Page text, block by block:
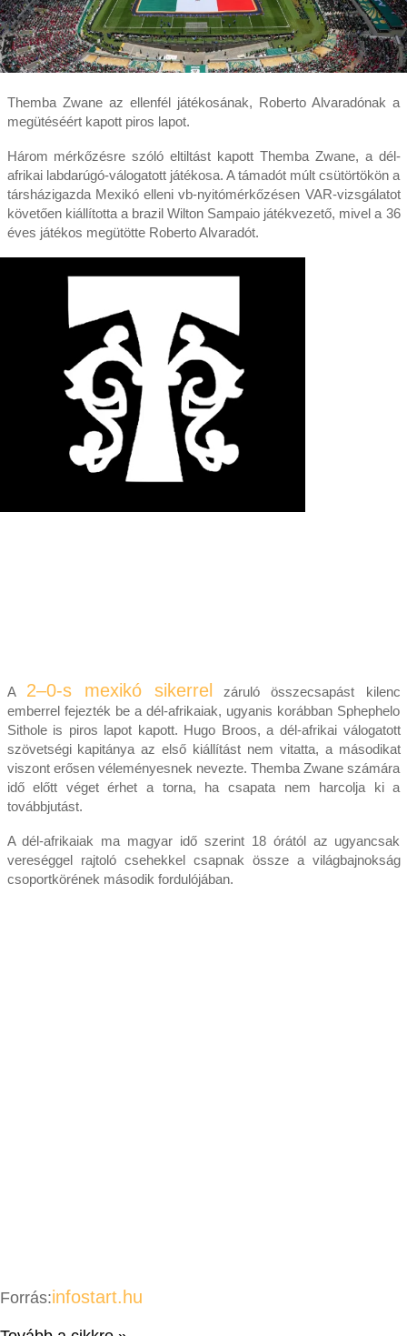
Themba Zwane az ellenfél játékosának, Roberto Alvaradónak a
megütéséért kapott piros lapot.
Három mérkőzésre szóló eltiltást kapott Themba Zwane, a dél-
afrikai labdarúgó-válogatott játékosa. A támadót múlt csütörtökön a
társházigazda Mexikó elleni vb-nyitómérkőzésen VAR-vizsgálatot
követően kiállította a brazil Wilton Sampaio játékvezető, mivel a 36
éves játékos megütötte Roberto Alvaradót.
A 2–0-s mexikó sikerrel
záruló összecsapást kilenc
emberrel fejezték be a dél-afrikaiak, ugyanis korábban Sphephelo
Sithole is piros lapot kapott. Hugo Broos, a dél-afrikai válogatott
szövetségi kapitánya az első kiállítást nem vitatta, a másodikat
viszont erősen véleményesnek nevezte. Themba Zwane számára
idő előtt véget érhet a torna, ha csapata nem harcolja ki a
továbbjutást.
A dél-afrikaiak ma magyar idő szerint 18 órától az ugyancsak
vereséggel rajtoló csehekkel csapnak össze a világbajnokság
csoportkörének második fordulójában.
Forrás:infostart.hu